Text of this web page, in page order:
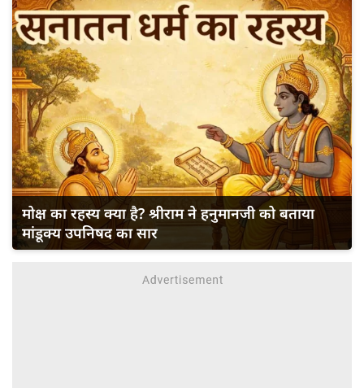
मोक्ष का रहस्य क्या है? श्रीराम ने हनुमानजी को बताया
मांडूक्य उपनिषद का सार